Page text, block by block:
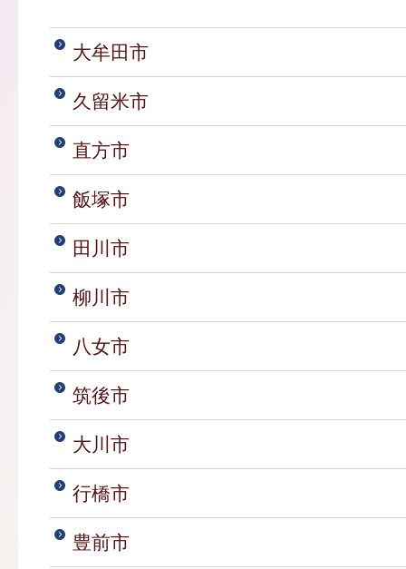
大牟田市
久留米市
直方市
飯塚市
田川市
柳川市
八女市
筑後市
大川市
行橋市
豊前市